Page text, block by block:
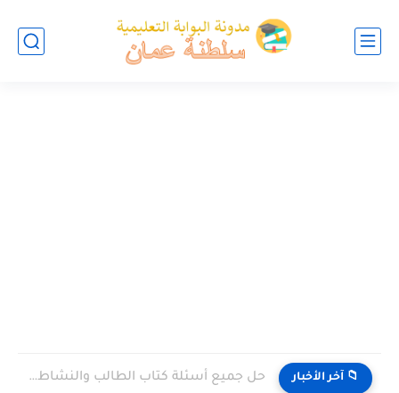
📁 آخر الأخبار حل جميع أسئلة كتاب الطالب والنشاط في الاحياء للصف العاشر...